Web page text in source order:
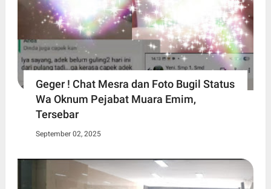
Geger ! Chat Mesra dan Foto Bugil Status
Wa Oknum Pejabat Muara Emim,
Tersebar
September 02, 2025